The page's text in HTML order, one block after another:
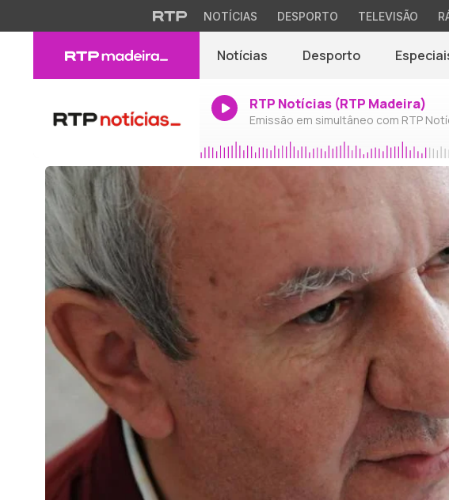
NOTÍCIAS DESPORTO TELEVISÃO
Notícias Desporto
RTP Notícias (RTP Madeira)
Emissão em simultâneo com RTP